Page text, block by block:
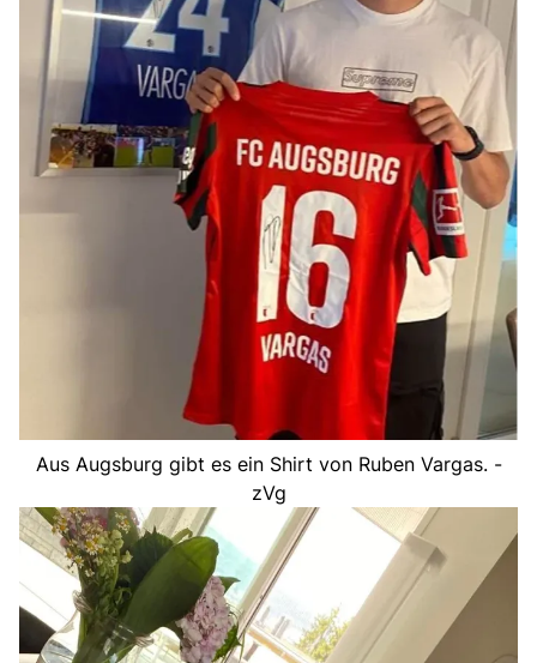
Aus Augsburg gibt es ein Shirt von Ruben Vargas. -
zVg